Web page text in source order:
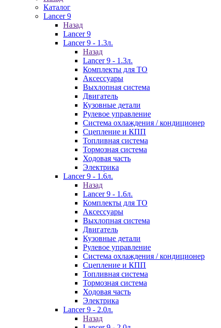
Каталог
Lancer 9
Назад
Lancer 9
Lancer 9 - 1.3л.
Назад
Lancer 9 - 1.3л.
Комплекты для ТО
Аксессуары
Выхлопная система
Двигатель
Кузовные детали
Рулевое управление
Система охлаждения / кондиционер
Сцепление и КПП
Топливная система
Тормозная система
Ходовая часть
Электрика
Lancer 9 - 1.6л.
Назад
Lancer 9 - 1.6л.
Комплекты для ТО
Аксессуары
Выхлопная система
Двигатель
Кузовные детали
Рулевое управление
Система охлаждения / кондиционер
Сцепление и КПП
Топливная система
Тормозная система
Ходовая часть
Электрика
Lancer 9 - 2.0л.
Назад